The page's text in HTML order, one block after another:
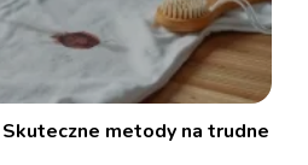
Skuteczne metody na trudne